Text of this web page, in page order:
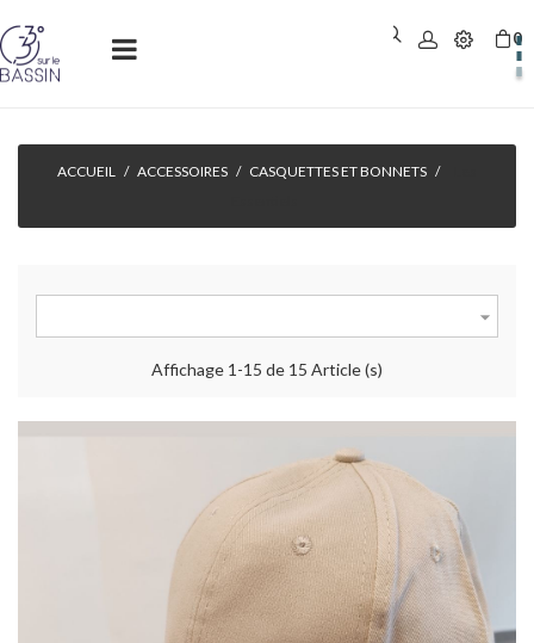
0
ACCUEIL ACCESSOIRES CASQUETTES ET BONNETS

Affichage 1-15 de 15 Article (s)